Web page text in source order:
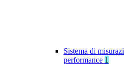
Sistema di
performance 1